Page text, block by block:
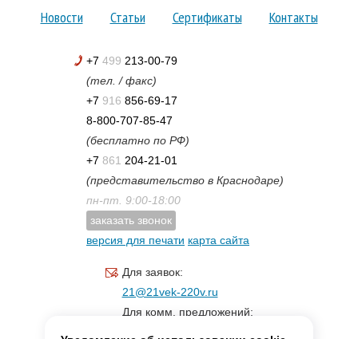
Новости
Статьи Сертификаты Контакты
+7 499 213-00-79
(тел. / факс)
+7 916 856-69-17
8-800-707-85-47
(бесплатно по РФ)
+7 861 204-21-01
(представительство в Краснодаре)
пн-пт. 9:00-18:00
заказать звонок
версия для печати карта сайта
Для заявок:
21@21vek-220v.ru
Для комм. предложений: